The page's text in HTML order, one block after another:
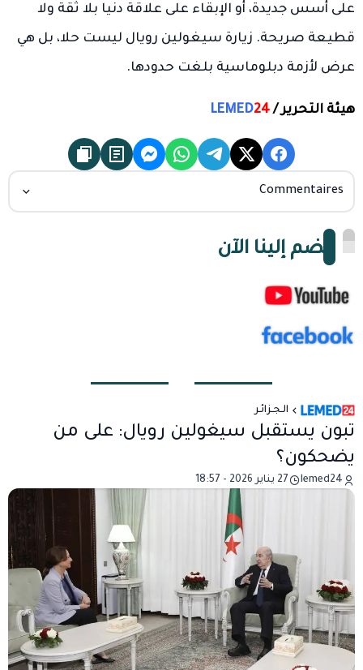
على أسس جديدة، أو الإبقاء على علاقة دنيا بلا ثقة ولا
قطيعة صريحة. زيارة سيغولين رويال ليست حلا، بل هي
عرض لأزمة دبلوماسية بلغت حدودها.
هيئة التحرير / LEMED24
Commentaires
انضم إلينا الآن
الـجـزائـر
تبون يستقبل سيغولين رويال: على من
يضحكون؟
lemed24 27 يناير 2026 - 18:57